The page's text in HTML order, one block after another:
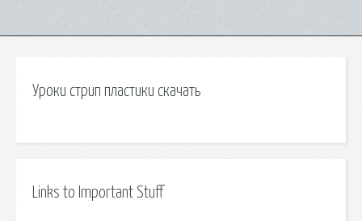
Уроки стрип пластики скачать
Links to Important Stuff